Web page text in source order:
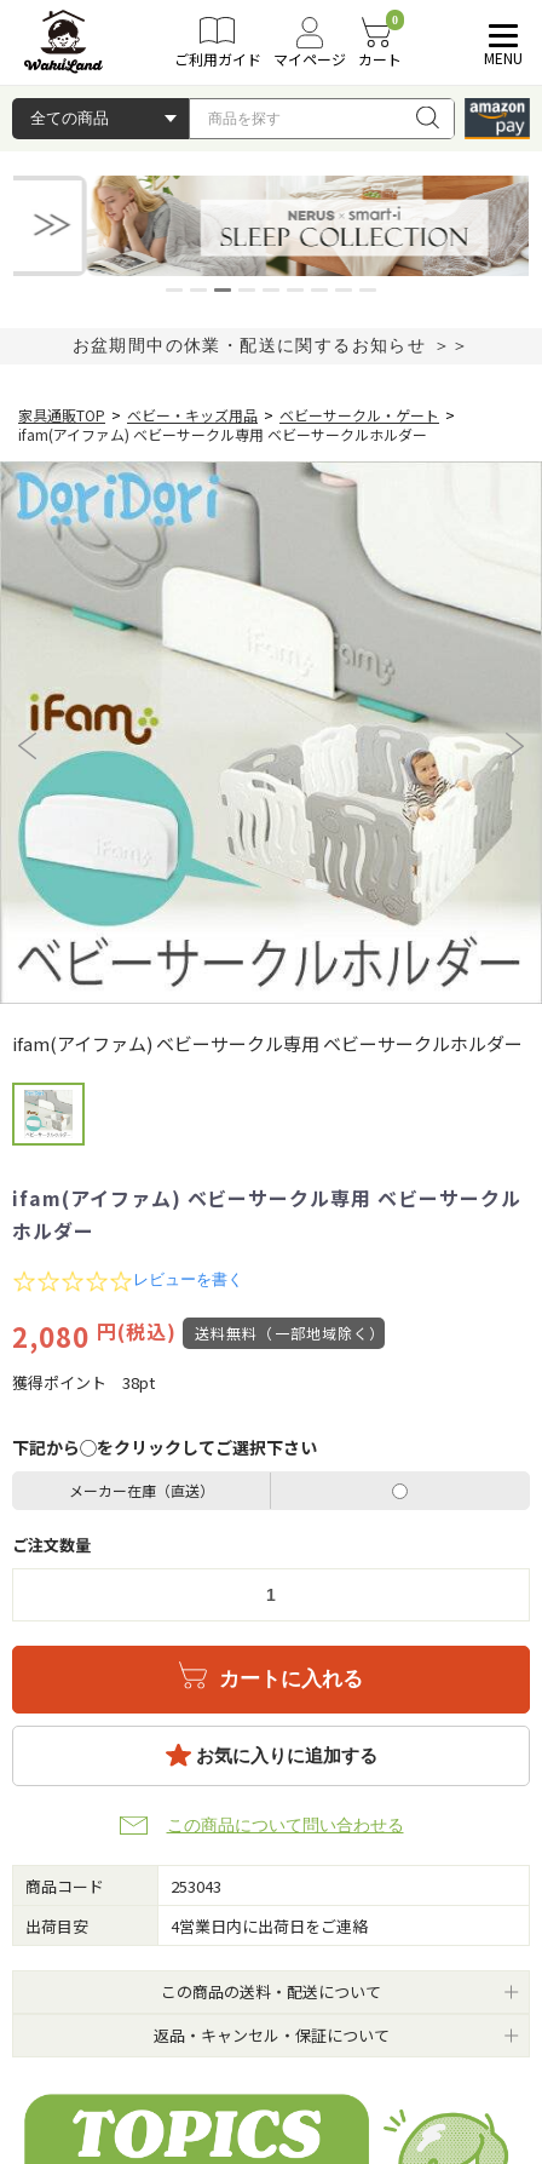
ご利用ガイド マイページ
0
カート MENU
お盆期間中の休業・配送に関するお知らせ ＞＞
家具通販TOP > ベビー・キッズ用品 > ベビーサークル・ゲート >
ifam(アイファム) ベビーサークル専用 ベビーサークルホルダー
ifam(アイファム) ベビーサークル専用 ベビーサークルホルダー
ifam(アイファム) ベビーサークル専用 ベビーサークル
ホルダー
0.0
rating
レビューを書く
2,080 円(税込) 送料無料（一部地域除く）
獲得ポイント 38pt
下記から◯をクリックしてご選択下さい
メーカー在庫（直送）
ご注文数量
カートに入れる
お気に入りに追加する
この商品について問い合わせる
商品コード
253043
出荷目安
4営業日内に出荷日をご連絡
この商品の送料・配送について
返品・キャンセル・保証について